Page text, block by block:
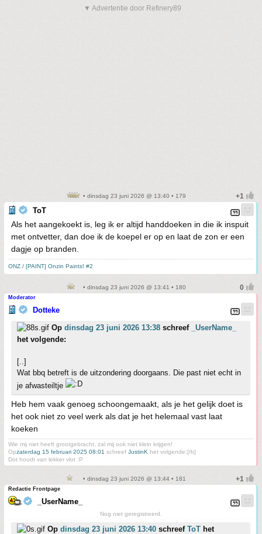
▼ Advertentie door Refinery89
• dinsdag 23 juni 2026 @ 13:40 • 179
ToT
Als het aangekoekt is, leg ik er altijd handdoeken in die ik inspuit
met ontvetter, dan doe ik de koepel er op en laat de zon er een
dagje op branden.
ONZ / [PAINT] Onzin Paints! #2
• dinsdag 23 juni 2026 @ 13:41 • 180
Moderator
Dotteke
Op dinsdag 23 juni 2026 13:38 schreef
_UserName_
het volgende:
[..]
Wat bbq betreft is de uitzondering doorgaans. Die past niet echt in
je afwasteiltje
Heb hem vaak genoeg schoongemaakt, als je het gelijk doet is
het ook niet zo veel werk als dat je het helemaal vast laat
koeken
Wie mij niet heeft grootgebracht, zal mij ook niet klein krijgen!
Opzaterdag 15 februari 2025 08:01 schreef JustinK het volgende:[/b]
Dot houdt van lekker vlot :P
• dinsdag 23 juni 2026 @ 13:44 • 181
Redactie Frontpage
_UserName_
Nog niet geregistreerd.
Op dinsdag 23 juni 2026 13:40 schreef ToT het